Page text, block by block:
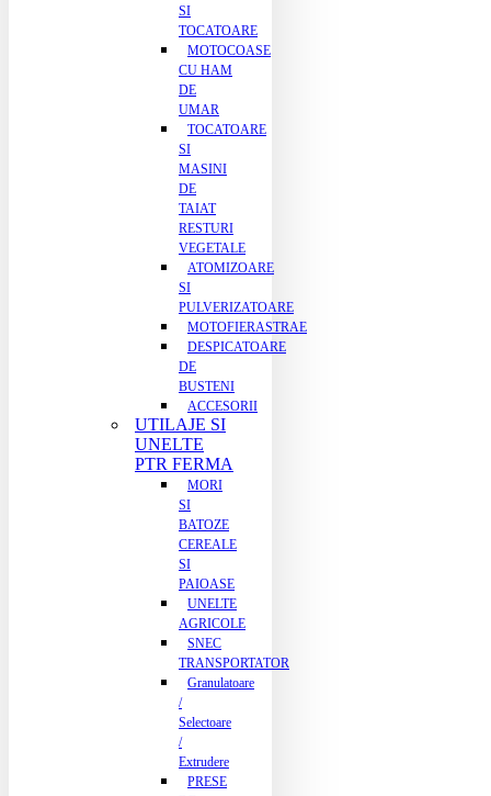
SI
TOCATOARE
MOTOCOASE
CU HAM
DE
UMAR
TOCATOARE
SI
MASINI
DE
TAIAT
RESTURI
VEGETALE
ATOMIZOARE
SI
PULVERIZATOARE
MOTOFIERASTRAE
DESPICATOARE
DE
BUSTENI
ACCESORII
UTILAJE SI
UNELTE
PTR FERMA
MORI
SI
BATOZE
CEREALE
SI
PAIOASE
UNELTE
AGRICOLE
SNEC
TRANSPORTATOR
Granulatoare
/
Selectoare
/
Extrudere
PRESE